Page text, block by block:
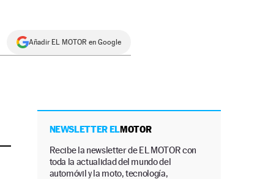
Añadir EL MOTOR en Google
NEWSLETTER ELMOTOR
Recibe la newsletter de EL MOTOR con
toda la actualidad del mundo del
automóvil y la moto, tecnología,